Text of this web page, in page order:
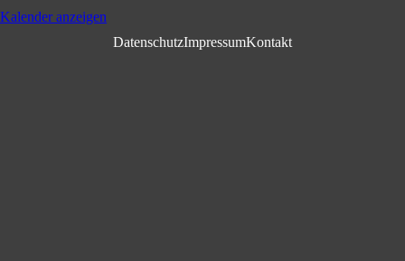
Kalender anzeigen
DatenschutzImpressumKontakt